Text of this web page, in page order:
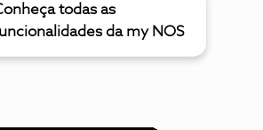
todas as
da my NOS